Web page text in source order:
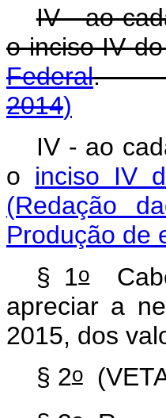
IV - ao
o inciso IV
Federal
2014)
IV - ao
o inciso IV
(Redação
Produção de
§ 1oCabe
apreciar a
2015, dos
§ 2o